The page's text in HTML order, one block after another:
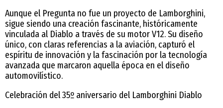
Aunque el Pregunta no fue un proyecto de Lamborghini,
sigue siendo una creación fascinante, históricamente
vinculada al Diablo a través de su motor V12. Su diseño
único, con claras referencias a la aviación, capturó el
espíritu de innovación y la fascinación por la tecnología
avanzada que marcaron aquella época en el diseño
automovilístico.
Celebración del 35º aniversario del Lamborghini Diablo